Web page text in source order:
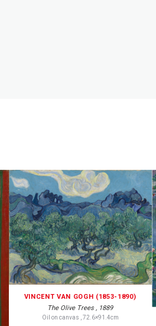
VINCENT VAN GOGH (1853-1890)
The Olive Trees , 1889
Oil on canvas , 72.6×91.4cm